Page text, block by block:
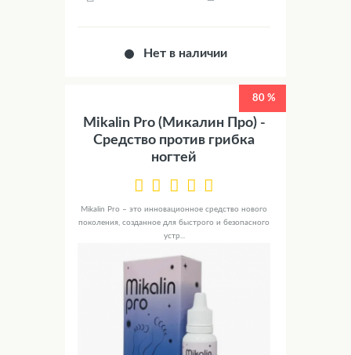
Нет в наличии
80 %
Mikalin Pro (Микалин Про) -
Средство против грибка
ногтей
Mikalin Pro – это инновационное средство нового
поколения, созданное для быстрого и безопасного
устр...